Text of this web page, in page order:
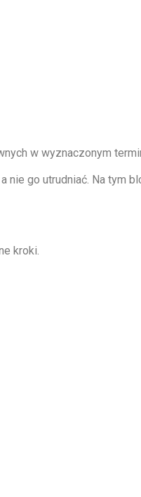
w wyznaczonym
nie go utrudniać. Na
kroki.